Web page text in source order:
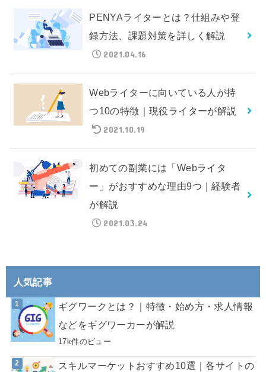
PENYAライターとは？仕組みや登
録方法、課題対策を詳しく解説
2021.04.16
Webライターに向いている人が持
つ10の特徴｜現役ライターが解説
2021.10.19
初めての副業には「Webライタ
ー」がおすすめな理由9つ｜経験者
が解説
2021.03.24
人気記事
ギグワークとは？｜特徴・始め方・求人情報
などをギグワーカーが解説
17k件のビュー
スキルマーケットおすすめ10選｜各サイトの